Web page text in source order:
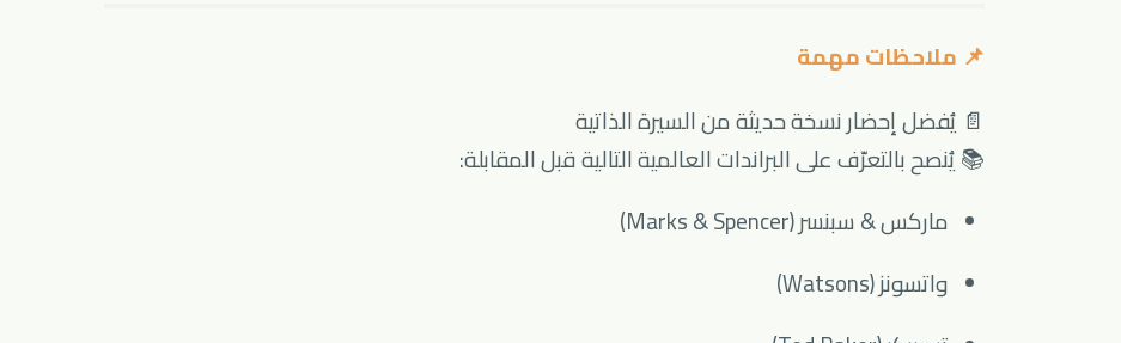
📌 ملاحظات مهمة
📄 يُفضل إحضار نسخة حديثة من السيرة الذاتية
📚 يُنصح بالتعرّف على البراندات العالمية التالية قبل المقابلة:
ماركس & سبنسر (Marks & Spencer)
واتسونز (Watsons)